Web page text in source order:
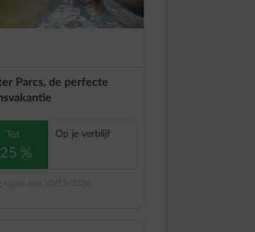
Parcs, de perfecte
Tot
%
Op je verblijf